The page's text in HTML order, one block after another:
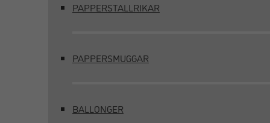
PAPPERSTALLRIKAR
PAPPERSMUGGAR
BALLONGER